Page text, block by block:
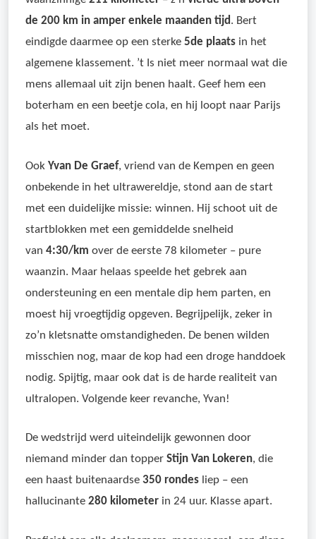
de 200 km in amper enkele maanden tijd. Bert
eindigde daarmee op een sterke 5de plaats in het
algemene klassement. ’t Is niet meer normaal wat die
mens allemaal uit zijn benen haalt. Geef hem een
boterham en een beetje cola, en hij loopt naar Parijs
als het moet.
Ook Yvan De Graef, vriend van de Kempen en geen
onbekende in het ultrawereldje, stond aan de start
met een duidelijke missie: winnen. Hij schoot uit de
startblokken met een gemiddelde snelheid
van 4:30/km over de eerste 78 kilometer – pure
waanzin. Maar helaas speelde het gebrek aan
ondersteuning en een mentale dip hem parten, en
moest hij vroegtijdig opgeven. Begrijpelijk, zeker in
zo’n kletsnatte omstandigheden. De benen wilden
misschien nog, maar de kop had een droge handdoek
nodig. Spijtig, maar ook dat is de harde realiteit van
ultralopen. Volgende keer revanche, Yvan!
De wedstrijd werd uiteindelijk gewonnen door
niemand minder dan topper Stijn Van Lokeren, die
een haast buitenaardse 350 rondes liep – een
hallucinante 280 kilometer in 24 uur. Klasse apart.